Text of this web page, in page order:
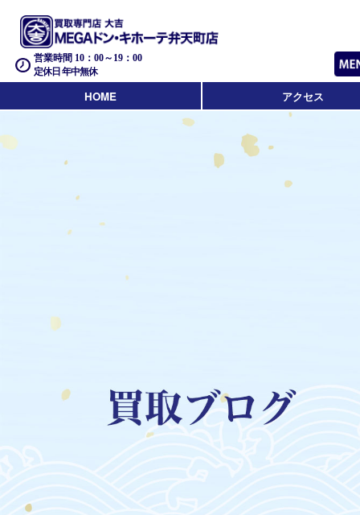
営業時間 10：00～19：00
定休日 年中無休
HOME アクセス